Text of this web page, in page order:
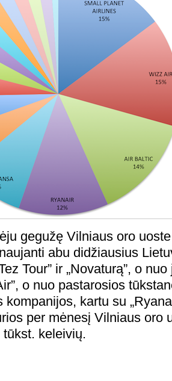
gegužę Vilniaus oro
abu didžiausius
Tour” ir „Novaturą”, o
o nuo pastarosios
kompanijos, kartu su
per mėnesį Vilniaus oro
keleivių.